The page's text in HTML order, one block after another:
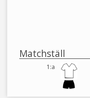
Matchställ
1:a